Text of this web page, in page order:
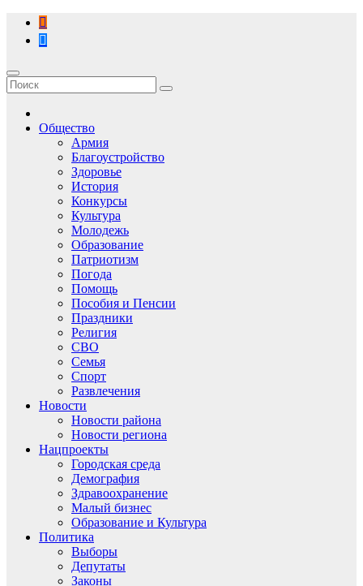
Перейти
содержимому
Общество
Армия
Благоустройство
Здоровье
История
Конкурсы
Культура
Молодежь
Образование
Патриотизм
Погода
Помощь
Пособия и Пенсии
Праздники
Религия
СВО
Семья
Спорт
Развлечения
Новости
Новости района
Новости региона
Нацпроекты
Городская среда
Демография
Здравоохранение
Малый бизнес
Образование и Культура
Политика
Выборы
Депутаты
Законы